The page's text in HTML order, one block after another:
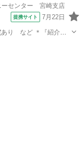
ーセンター 宮崎支店
提携サイト 7月22日
あり など ＊『紹介予